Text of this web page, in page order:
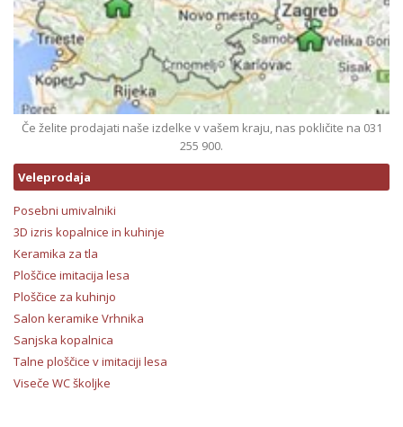
Če želite prodajati naše izdelke v vašem kraju, nas pokličite na 031
255 900.
Veleprodaja
Posebni umivalniki
3D izris kopalnice in kuhinje
Keramika za tla
Ploščice imitacija lesa
Ploščice za kuhinjo
Salon keramike Vrhnika
Sanjska kopalnica
Talne ploščice v imitaciji lesa
Viseče WC školjke